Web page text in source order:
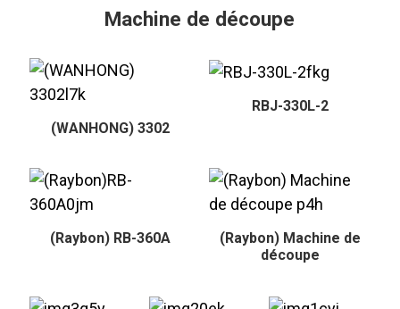
Machine de découpe
(WANHONG) 3302
RBJ-330L-2
(Raybon) RB-360A
(Raybon) Machine de
découpe